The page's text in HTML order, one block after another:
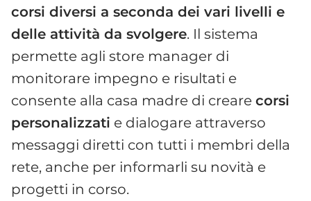
corsi diversi a seconda dei vari livelli e
delle attività da svolgere. Il sistema
permette agli store manager di
monitorare impegno e risultati e
consente alla casa madre di creare corsi
personalizzati e dialogare attraverso
messaggi diretti con tutti i membri della
rete, anche per informarli su novità e
progetti in corso.